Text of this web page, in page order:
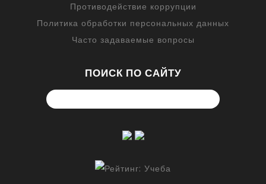
Противодействие коррупции
Политика обработки персональных данных
Часто задаваемые вопросы
ПОИСК ПО САЙТУ